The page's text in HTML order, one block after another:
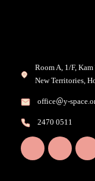
Room A, 1/F,
New Territories,
office＠y-
2470 0511